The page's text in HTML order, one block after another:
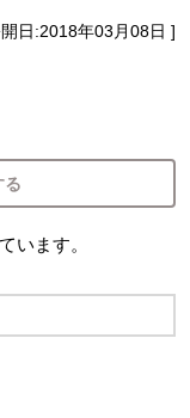
日:2018年03月08日 ]
る
います。